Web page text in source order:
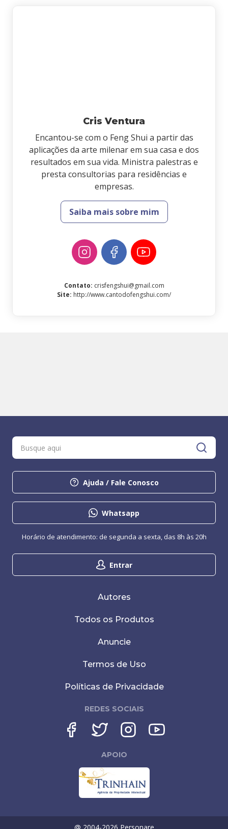
Cris Ventura
Encantou-se com o Feng Shui a partir das
aplicações da arte milenar em sua casa e dos
resultados em sua vida. Ministra palestras e
presta consultorias para residências e
empresas.
Saiba mais sobre mim
Contato: crisfengshui@gmail.com
Site: http://www.cantodofengshui.com/
Ajuda / Fale Conosco
Whatsapp
Entrar
Horário de atendimento: de segunda a sexta, das 8h às 20h
Autores
Todos os Produtos
Anuncie
Termos de Uso
Políticas de Privacidade
REDES SOCIAIS
APOIO